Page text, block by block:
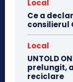
Local
Ce a
consilierul
Local
UNTOLD
prelungit,
reciclare